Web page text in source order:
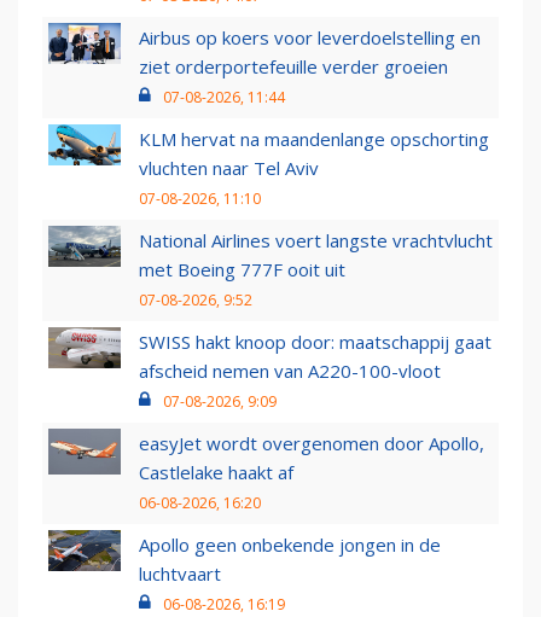
Airbus op koers voor leverdoelstelling en
ziet orderportefeuille verder groeien
07-08-2026, 11:44
KLM hervat na maandenlange opschorting
vluchten naar Tel Aviv
07-08-2026, 11:10
National Airlines voert langste vrachtvlucht
met Boeing 777F ooit uit
07-08-2026, 9:52
SWISS hakt knoop door: maatschappij gaat
afscheid nemen van A220-100-vloot
07-08-2026, 9:09
easyJet wordt overgenomen door Apollo,
Castlelake haakt af
06-08-2026, 16:20
Apollo geen onbekende jongen in de
luchtvaart
06-08-2026, 16:19